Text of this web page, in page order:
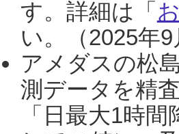
す。詳細は「
い。（2025年9
アメダスの松
測データを精
「日最大1時